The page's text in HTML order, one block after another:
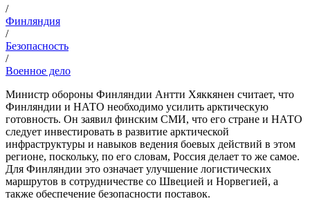
/
Финляндия
/
Безопасность
/
Военное дело
Министр обороны Финляндии Антти Хяккянен считает, что
Финляндии и НАТО необходимо усилить арктическую
готовность. Он заявил финским СМИ, что его стране и НАТО
следует инвестировать в развитие арктической
инфраструктуры и навыков ведения боевых действий в этом
регионе, поскольку, по его словам, Россия делает то же самое.
Для Финляндии это означает улучшение логистических
маршрутов в сотрудничестве со Швецией и Норвегией, а
также обеспечение безопасности поставок.